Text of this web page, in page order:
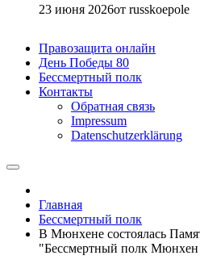
23 июня 2026от russkoepole
Правозащита онлайн
День Победы 80
Бессмертный полк
Контакты
Обратная связь
Impressum
Datenschutzerklärung
Главная
Бессмертный полк
В Мюнхене состоялась
"Бессмертный полк Мюнхен